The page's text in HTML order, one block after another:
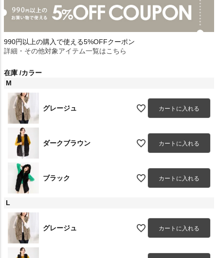
990円以上の購入で使える5%OFFクーポン
詳細・その他対象アイテム一覧はこちら
在庫 カラー
M
グレージュ カートに入れる
ダークブラウン カートに入れる
ブラック カートに入れる
L
グレージュ カートに入れる